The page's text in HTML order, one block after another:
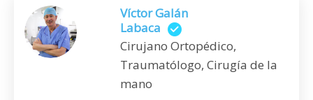
Víctor Galán
Labaca
Cirujano Ortopédico,
Traumatólogo, Cirugía de la
mano